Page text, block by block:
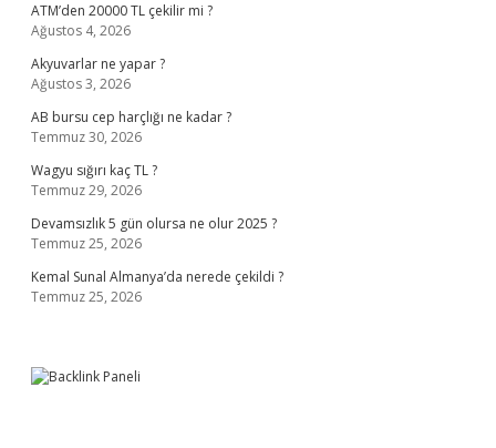
ATM’den 20000 TL çekilir mi ?
Ağustos 4, 2026
Akyuvarlar ne yapar ?
Ağustos 3, 2026
AB bursu cep harçlığı ne kadar ?
Temmuz 30, 2026
Wagyu sığırı kaç TL ?
Temmuz 29, 2026
Devamsızlık 5 gün olursa ne olur 2025 ?
Temmuz 25, 2026
Kemal Sunal Almanya’da nerede çekildi ?
Temmuz 25, 2026